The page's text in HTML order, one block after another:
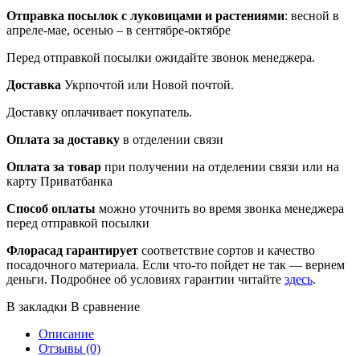
Отправка посылок с луковицами и растениями: весной в
апреле-мае, осенью – в сентябре-октябре
Перед отправкой посылки ожидайте звонок менеджера.
Доставка Укрпочтой или Новой почтой.
Доставку оплачивает покупатель.
Оплата за доставку в отделении связи
Оплата за товар при получении на отделении связи или на
карту Приватбанка
Способ оплаты можно уточнить во время звонка менеджера
перед отправкой посылки
Флорасад гарантирует соответствие сортов и качество
посадочного материала. Если что-то пойдет не так — вернем
деньги. Подробнее об условиях гарантии читайте здесь.
В закладки В сравнение
Описание
Отзывы (0)